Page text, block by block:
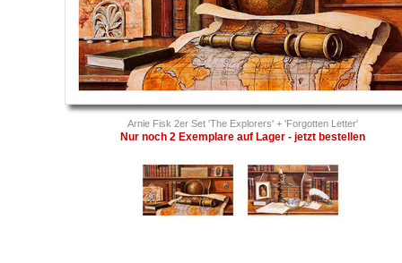
Arnie Fisk 2er Set 'The Explorers' + 'Forgotten Letter'
Nur noch 2 Exemplare auf Lager - jetzt bestellen